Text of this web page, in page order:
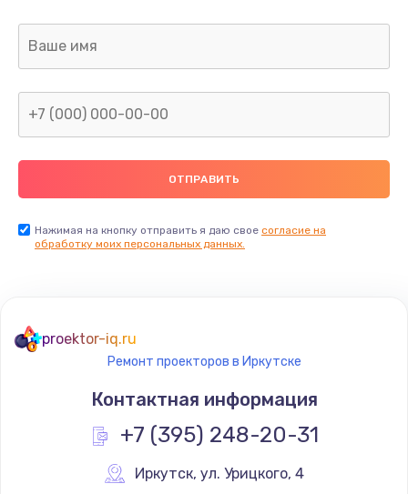
2000 руб.
Ремонт пищалок(твитеров)
900 руб.
Заказать
1795 руб.
Заказать
Ремонт разъема питания
Нажимая на кнопку отправить я даю свое согласие на
обработку моих персональных данных.
proektor-iq.ru
Ремонт проекторов в Иркутске
Контактная информация
+7 (395) 248-20-31
Иркутск, ул. Урицкого, 4